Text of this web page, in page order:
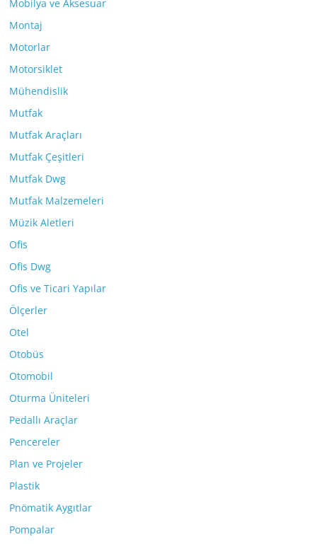
Mobilya ve Aksesuar
Montaj
Motorlar
Motorsiklet
Mühendislik
Mutfak
Mutfak Araçları
Mutfak Çeşitleri
Mutfak Dwg
Mutfak Malzemeleri
Müzik Aletleri
Ofis
Ofis Dwg
Ofis ve Ticari Yapılar
Ölçerler
Otel
Otobüs
Otomobil
Oturma Üniteleri
Pedallı Araçlar
Pencereler
Plan ve Projeler
Plastik
Pnömatik Aygıtlar
Pompalar